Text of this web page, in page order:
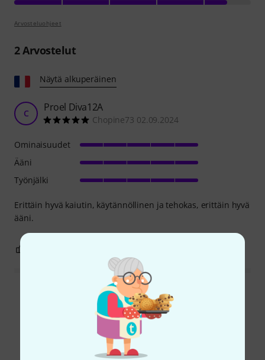
Arvosteluohjeet
2Arvostelut
Näytä alkuperäinen
C Proel Diva12A
Chopine73 02.09.2024
Erittäin hyvä kaiutin, käytännöllinen ja tehokas, erittäin hyvä
ääni.
Ominaisuudet
Ääni
Työnjälki
Lue kaikki arvostelut
Tiesitkö?